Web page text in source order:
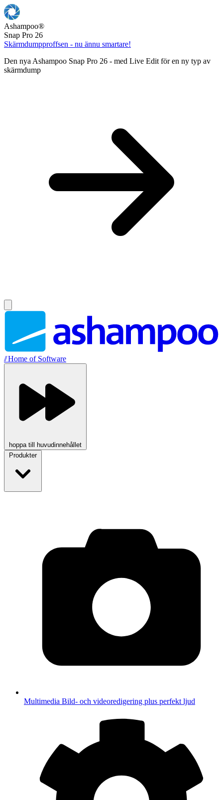
Ashampoo®
Snap Pro 26
Skärmdumpproffsen - nu ännu smartare!
Den nya Ashampoo Snap Pro 26 - med Live Edit för en ny typ av
skärmdump
//Home of Software
hoppa till huvudinnehållet
Produkter
Multimedia Bild- och videoredigering plus perfekt ljud